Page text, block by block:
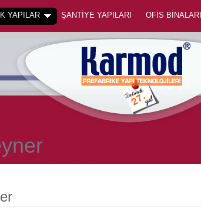
YAPILAR ŞANTİYE YAPILARI OFİS BİNALARI